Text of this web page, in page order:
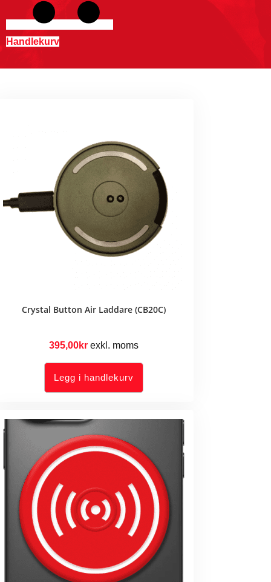
Handlekurv
Crystal Button Air Laddare (CB20C)
395,00kr exkl. moms
Legg i handlekurv